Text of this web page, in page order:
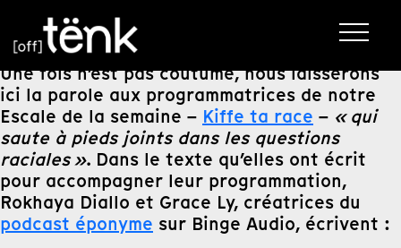
Une fois n’est pas coutume, nous laisserons
ici la parole aux programmatrices de notre
Escale de la semaine – Kiffe ta race – « qui
saute à pieds joints dans les questions
raciales ». Dans le texte qu’elles ont écrit
pour accompagner leur programmation,
Rokhaya Diallo et Grace Ly, créatrices du
podcast éponyme sur Binge Audio, écrivent :